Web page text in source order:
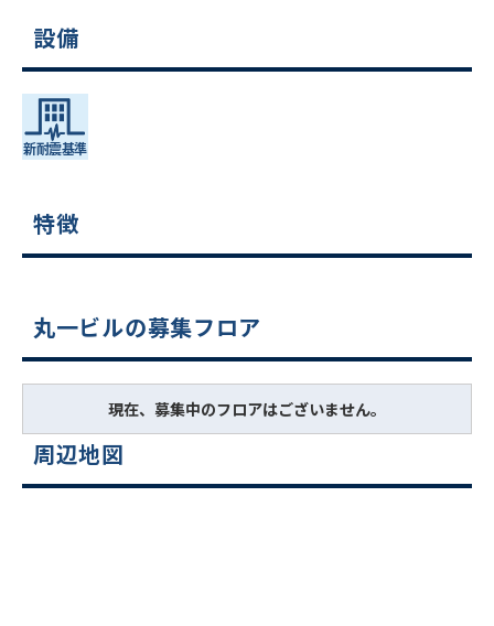
設備
特徴
丸一ビルの募集フロア
現在、募集中のフロアはございません。
周辺地図